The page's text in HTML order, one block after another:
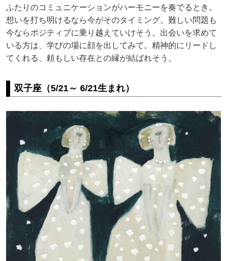
ふたりのコミュニケーションがハーモニーを奏でるとき。
想いを打ち明けるなら今がそのタイミング。難しい問題も
今ならポジティブに乗り越えていけそう。出会いを求めて
いる方は、学びの場に顔を出してみて。精神的にリードし
てくれる、頼もしい存在との縁が結ばれそう。
双子座（5/21～ 6/21生まれ）